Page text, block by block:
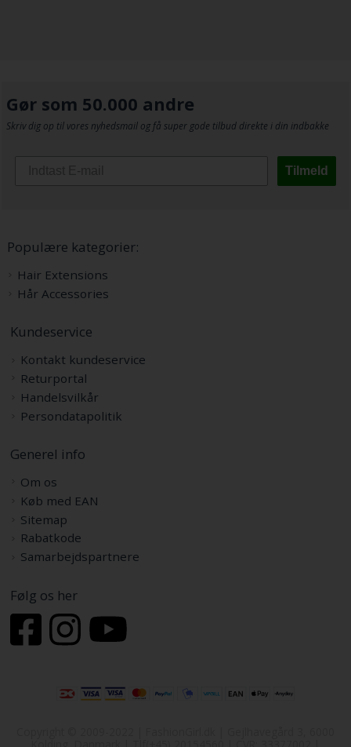
Gør som 50.000 andre
Skriv dig op til vores nyhedsmail og få super gode tilbud direkte i din indbakke
Tilmeld
Populære kategorier:
Hair Extensions
Hår Accessories
Kundeservice
Kontakt kundeservice
Returportal
Handelsvilkår
Persondatapolitik
Generel info
Om os
Køb med EAN
Sitemap
Rabatkode
Samarbejdspartnere
Følg os her